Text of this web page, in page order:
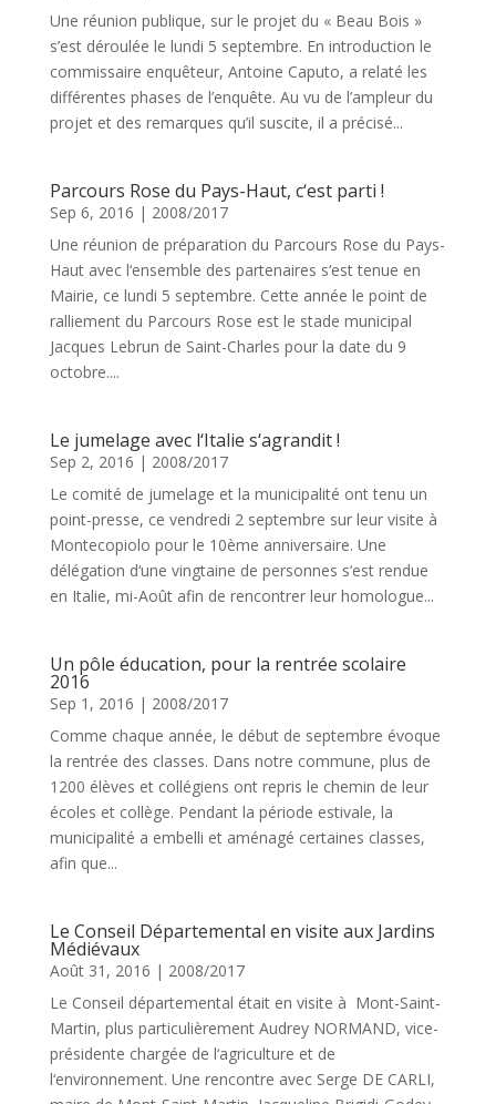
Une réunion publique, sur le projet du « Beau Bois »
s’est déroulée le lundi 5 septembre. En introduction le
commissaire enquêteur, Antoine Caputo, a relaté les
différentes phases de l’enquête. Au vu de l’ampleur du
projet et des remarques qu’il suscite, il a précisé...
Parcours Rose du Pays-Haut, c‘est parti !
Sep 6, 2016 | 2008/2017
Une réunion de préparation du Parcours Rose du Pays-
Haut avec l‘ensemble des partenaires s‘est tenue en
Mairie, ce lundi 5 septembre. Cette année le point de
ralliement du Parcours Rose est le stade municipal
Jacques Lebrun de Saint-Charles pour la date du 9
octobre....
Le jumelage avec l‘Italie s‘agrandit !
Sep 2, 2016 | 2008/2017
Le comité de jumelage et la municipalité ont tenu un
point-presse, ce vendredi 2 septembre sur leur visite à
Montecopiolo pour le 10ème anniversaire. Une
délégation d‘une vingtaine de personnes s‘est rendue
en Italie, mi-Août afin de rencontrer leur homologue...
Un pôle éducation, pour la rentrée scolaire
2016
Sep 1, 2016 | 2008/2017
Comme chaque année, le début de septembre évoque
la rentrée des classes. Dans notre commune, plus de
1200 élèves et collégiens ont repris le chemin de leur
écoles et collège. Pendant la période estivale, la
municipalité a embelli et aménagé certaines classes,
afin que...
Le Conseil Départemental en visite aux Jardins
Médiévaux
Août 31, 2016 | 2008/2017
Le Conseil départemental était en visite à Mont-Saint-
Martin, plus particulièrement Audrey NORMAND, vice-
présidente chargée de l‘agriculture et de
l‘environnement. Une rencontre avec Serge DE CARLI,